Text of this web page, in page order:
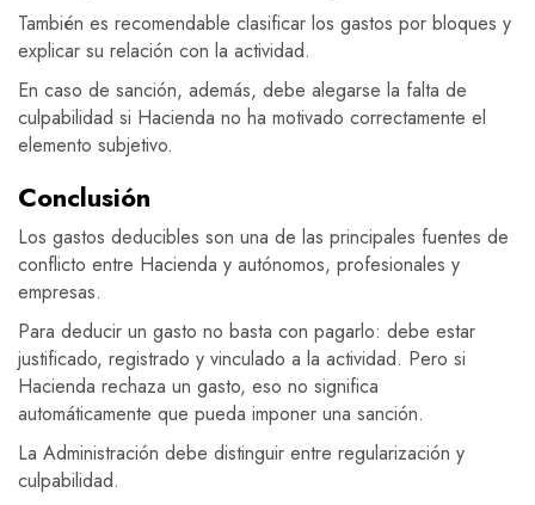
También es recomendable clasificar los gastos por bloques y
explicar su relación con la actividad.
En caso de sanción, además, debe alegarse la falta de
culpabilidad si Hacienda no ha motivado correctamente el
elemento subjetivo.
Conclusión
Los gastos deducibles son una de las principales fuentes de
conflicto entre Hacienda y autónomos, profesionales y
empresas.
Para deducir un gasto no basta con pagarlo: debe estar
justificado, registrado y vinculado a la actividad. Pero si
Hacienda rechaza un gasto, eso no significa
automáticamente que pueda imponer una sanción.
La Administración debe distinguir entre regularización y
culpabilidad.